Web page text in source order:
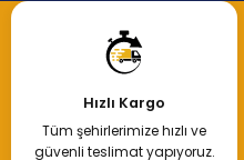
Hızlı Kargo
Tüm şehirlerimize hızlı ve
güvenli teslimat yapıyoruz.